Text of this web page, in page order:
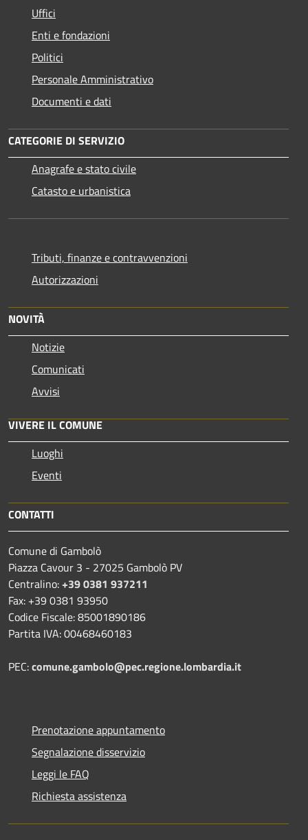
Uffici
Enti e fondazioni
Politici
Personale Amministrativo
Documenti e dati
CATEGORIE DI SERVIZIO
Anagrafe e stato civile
Catasto e urbanistica
Tributi, finanze e contravvenzioni
Autorizzazioni
NOVITÀ
Notizie
Comunicati
Avvisi
VIVERE IL COMUNE
Luoghi
Eventi
CONTATTI
Comune di Gambolò
Piazza Cavour 3 - 27025 Gambolò PV
Centralino:+39 0381 937211
Fax: +39 0381 93950
Codice Fiscale: 85001890186
Partita IVA: 00468460183
PEC:comune.gambolo@pec.regione.lombardia.it
Prenotazione appuntamento
Segnalazione disservizio
Leggi le FAQ
Richiesta assistenza